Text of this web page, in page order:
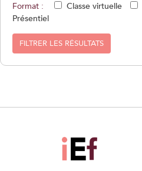
Format :
Classe virtuelle
Présentiel
FILTRER LES RÉSULTATS